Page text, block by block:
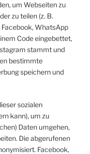
um Webseiten zu
zu teilen (z. B.
WhatsApp
Code eingebettet,
stammt und
bestimmte
speichern und
sozialen
kann), um zu
Daten umgehen,
Die abgerufenen
Facebook,